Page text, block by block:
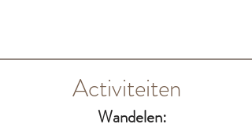
Activiteiten
Wandelen: